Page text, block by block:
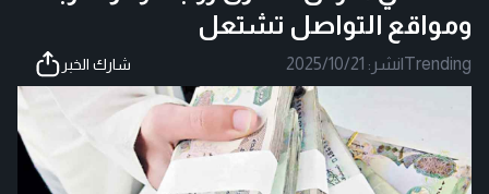
ومواقع التواصل تشتعل
Trending
|نشر: 2025/10/21 شارك الخبر